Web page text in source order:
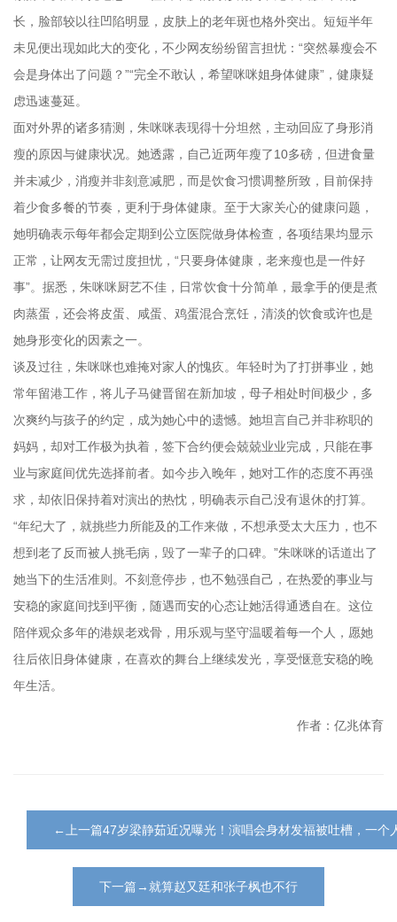
长，脸部较以往凹陷明显，皮肤上的老年斑也格外突出。短短半年
未见便出现如此大的变化，不少网友纷纷留言担忧：“突然暴瘦会不
会是身体出了问题？”“完全不敢认，希望咪咪姐身体健康”，健康疑
虑迅速蔓延。
面对外界的诸多猜测，朱咪咪表现得十分坦然，主动回应了身形消
瘦的原因与健康状况。她透露，自己近两年瘦了10多磅，但进食量
并未减少，消瘦并非刻意减肥，而是饮食习惯调整所致，目前保持
着少食多餐的节奏，更利于身体健康。至于大家关心的健康问题，
她明确表示每年都会定期到公立医院做身体检查，各项结果均显示
正常，让网友无需过度担忧，“只要身体健康，老来瘦也是一件好
事”。据悉，朱咪咪厨艺不佳，日常饮食十分简单，最拿手的便是煮
肉蒸蛋，还会将皮蛋、咸蛋、鸡蛋混合烹饪，清淡的饮食或许也是
她身形变化的因素之一。
谈及过往，朱咪咪也难掩对家人的愧疚。年轻时为了打拼事业，她
常年留港工作，将儿子马健晋留在新加坡，母子相处时间极少，多
次爽约与孩子的约定，成为她心中的遗憾。她坦言自己并非称职的
妈妈，却对工作极为执着，签下合约便会兢兢业业完成，只能在事
业与家庭间优先选择前者。如今步入晚年，她对工作的态度不再强
求，却依旧保持着对演出的热忱，明确表示自己没有退休的打算。
“年纪大了，就挑些力所能及的工作来做，不想承受太大压力，也不
想到老了反而被人挑毛病，毁了一辈子的口碑。”朱咪咪的话道出了
她当下的生活准则。不刻意停步，也不勉强自己，在热爱的事业与
安稳的家庭间找到平衡，随遇而安的心态让她活得通透自在。这位
陪伴观众多年的港娱老戏骨，用乐观与坚守温暖着每一个人，愿她
往后依旧身体健康，在喜欢的舞台上继续发光，享受惬意安稳的晚
年生活。
作者：亿兆体育
←上一篇47岁梁静茹近况曝光！演唱会身材发福被吐槽，一个
下一篇→就算赵又廷和张子枫也不行